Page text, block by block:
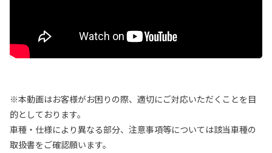
※本動画はお客様がお困りの際、適切にご対応いただくことを目
的としております。
車種・仕様により異なる部分、注意事項等については該当車種の
取扱書をご確認願います。